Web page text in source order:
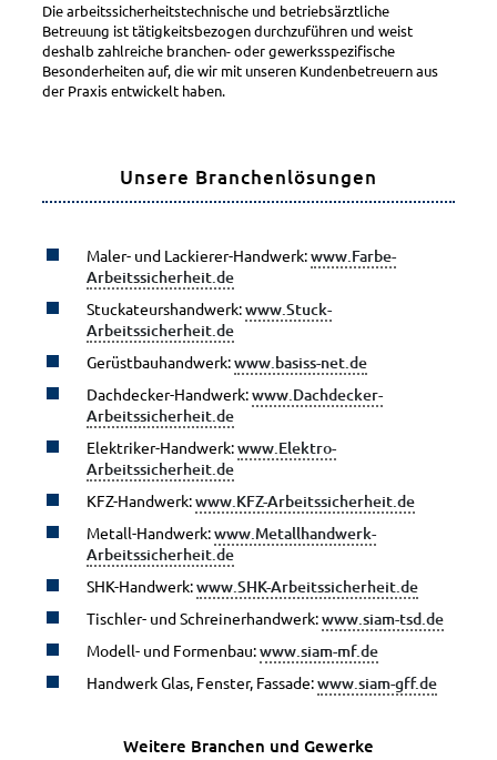
White Label – Ihr Firmenportal als externe Beratung
Arbeitsschutzsiegel
Preisübersicht weitere Leistungen
Partner
Newsletter
Veranstaltungen
Veröffentlichungen
Die arbeitssicherheitstechnische und betriebsärztliche
Betreuung ist tätigkeitsbezogen durchzuführen und weist
deshalb zahlreiche branchen- oder gewerksspezifische
Besonderheiten auf, die wir mit unseren Kundenbetreuern aus
der Praxis entwickelt haben.
Unsere Branchenlösungen
Maler- und Lackierer-Handwerk:www.Farbe-
Arbeitssicherheit.de
Stuckateurshandwerk:www.Stuck-
Arbeitssicherheit.de
Gerüstbauhandwerk:www.basiss-net.de
Dachdecker-Handwerk:www.Dachdecker-
Arbeitssicherheit.de
Elektriker-Handwerk:www.Elektro-
Arbeitssicherheit.de
KFZ-Handwerk:www.KFZ-Arbeitssicherheit.de
Metall-Handwerk:www.Metallhandwerk-
Arbeitssicherheit.de
SHK-Handwerk:www.SHK-Arbeitssicherheit.de
Tischler- und Schreinerhandwerk:www.siam-tsd.de
Modell- und Formenbau:www.siam-mf.de
Handwerk Glas, Fenster, Fassade:www.siam-gff.de
Weitere Branchen und Gewerke